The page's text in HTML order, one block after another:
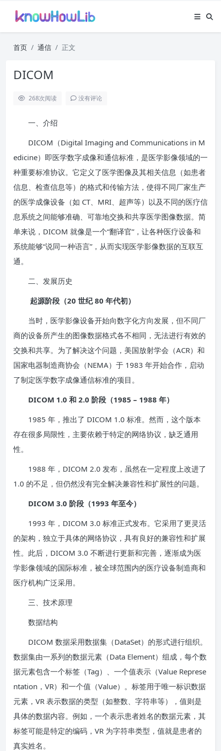
首页 通信 正文
DICOM
268次阅读 没有评论
一、介绍
DICOM（Digital Imaging and Communications in M
edicine）即医学数字成像和通信标准，是医学影像领域的一
种重要标准协议。它定义了医学图像及其相关信息（如患者
信息、检查信息等）的格式和传输方法，使得不同厂家生产
的医学成像设备（如 CT、MRI、超声等）以及不同的医疗信
息系统之间能够准确、可靠地交换和共享医学图像数据。简
单来说，DICOM 就像是一个“翻译官”，让各种医疗设备和
系统能够“说同一种语言”，从而实现医学影像数据的互联互
通。
二、发展历史
起源阶段（20 世纪 80 年代初）
当时，医学影像设备开始向数字化方向发展，但不同厂
商的设备所产生的图像数据格式各不相同，无法进行有效的
交换和共享。为了解决这个问题，美国放射学会（ACR）和
国家电器制造商协会（NEMA）于 1983 年开始合作，启动
了制定医学数字成像通信标准的项目。
DICOM 1.0 和 2.0 阶段（1985 – 1988 年）
1985 年，推出了 DICOM 1.0 标准。然而，这个版本
存在很多局限性，主要依赖于特定的网络协议，缺乏通用
性。
1988 年，DICOM 2.0 发布，虽然在一定程度上改进了
1.0 的不足，但仍然没有完全解决兼容性和扩展性的问题。
DICOM 3.0 阶段（1993 年至今）
1993 年，DICOM 3.0 标准正式发布。它采用了更灵活
的架构，独立于具体的网络协议，具有良好的兼容性和扩展
性。此后，DICOM 3.0 不断进行更新和完善，逐渐成为医
学影像领域的国际标准，被全球范围内的医疗设备制造商和
医疗机构广泛采用。
三、技术原理
数据结构
DICOM 数据采用数据集（DataSet）的形式进行组织。
数据集由一系列的数据元素（Data Element）组成，每个数
据元素包含一个标签（Tag）、一个值表示（Value Represe
ntation，VR）和一个值（Value）。标签用于唯一标识数据
元素，VR 表示数据的类型（如整数、字符串等），值则是
具体的数据内容。例如，一个表示患者姓名的数据元素，其
标签可能是特定的编码，VR 为字符串类型，值就是患者的
真实姓名。